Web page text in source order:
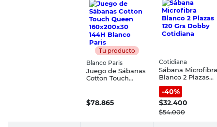
Tu producto
Blanco Paris
Juego de Sábanas
Cotton Touch
$78.865
Cotidiana
Sábana Microfibra
Blanco 2 Plazas
120 Grs Dobby
Cotidiana
-40%
$32.400
$54.000